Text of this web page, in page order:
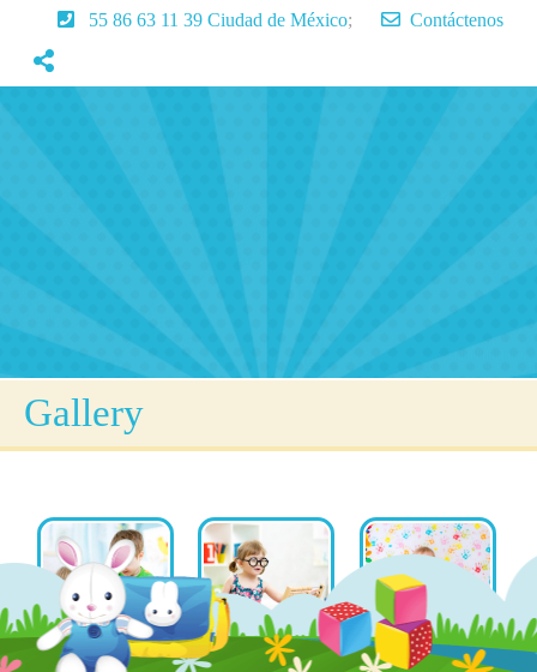
55 86 63 11 39 Ciudad de México; Contáctenos
Aprendizaje
Articulos Contactenos
Gallery